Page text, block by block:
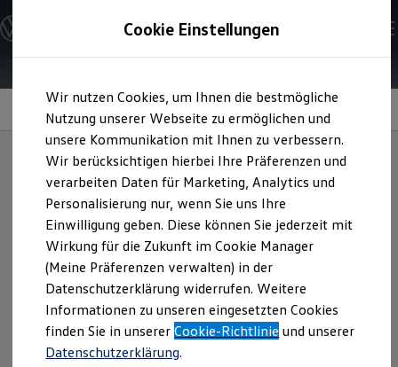
Hauptinhalt
springen
Footer
springen
Modelle & Konfigurator
Nutzfahrzeugkategorien entdecken
Modelle konfigurieren
Vorgängermodelle und Oldtimer
Vorgängermodelle
Oldtimer
Bulli Historie
Branchenlösungen & Gewerbekunden
Umbaulösungen und Hersteller finden
Auf- und Umbauten entdecken & konfigurieren
Groß- und Sonderkunden
Großkunden
Kommunen & Behörden
Journalisten
Sportvereine
Branchenlösungen
Bau & Handwerk
Gewerbliche Personenbeförderung
Service & mobile Werkstätten
Kurier, Logistik & Handel
Technische Daten
Cookie Einstellungen
Wir nutzen Cookies, um Ihnen die bestmögliche
Nutzung unserer Webseite zu ermöglichen und
unsere Kommunikation mit Ihnen zu verbessern.
Wir berücksichtigen hierbei Ihre Präferenzen und
verarbeiten Daten für Marketing, Analytics und
Personalisierung nur, wenn Sie uns Ihre
Einwilligung geben. Diese können Sie jederzeit mit
Wirkung für die Zukunft im Cookie Manager
(Meine Präferenzen verwalten) in der
Datenschutzerklärung widerrufen. Weitere
Informationen zu unseren eingesetzten Cookies
finden Sie in unsererCookie-Richtlinie und unserer
Datenschutzerklärung.